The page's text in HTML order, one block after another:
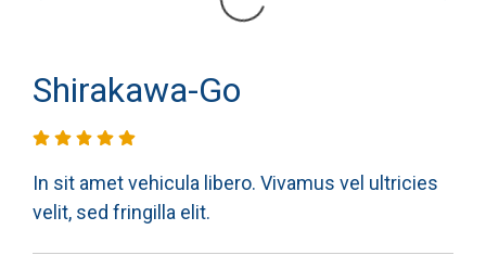
Shirakawa-Go
In sit amet vehicula libero. Vivamus vel ultricies
velit, sed fringilla elit.